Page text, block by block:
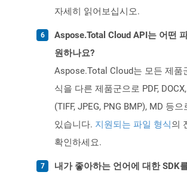
자세히 읽어보십시오.
Aspose.Total Cloud API는 어떤
원하나요?
Aspose.Total Cloud는 모든 제품
식을 다른 제품군으로 PDF,
(TIFF, JPEG, PNG BMP), MD 등
있습니다. 지원되는 파일 형식의
확인하세요.
내가 좋아하는 언어에 대한 SDK